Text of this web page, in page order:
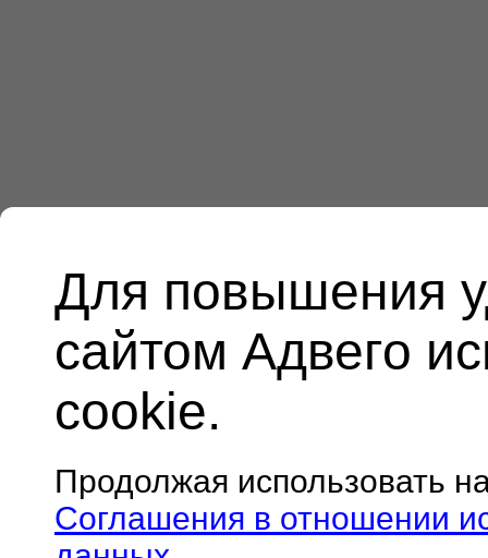
Для повышения
сайтом Адвего
cookie.
Продолжая использовать
Соглашения в отношении